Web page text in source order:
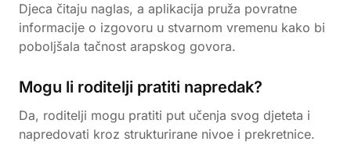
Djeca čitaju naglas, a aplikacija pruža povratne
informacije o izgovoru u stvarnom vremenu kako bi
poboljšala tačnost arapskog govora.
Mogu li roditelji pratiti napredak?
Da, roditelji mogu pratiti put učenja svog djeteta i
napredovati kroz strukturirane nivoe i prekretnice.